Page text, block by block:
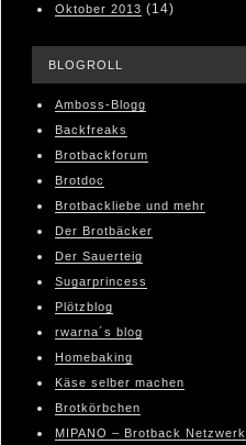
Oktober 2013 (14)
BLOGROLL
Amboss-Blogg
Backfreaks
Brotbackforum
Brotdoc
Brotbackliebe und mehr
Der Brotbäcker
Der Sauerteig
Sugarprincess
Plötzblog
rwarna´s blog
Homebaking
Käse selber machen
Brotkörbchen
MIPANO – Brotback Netzwerk